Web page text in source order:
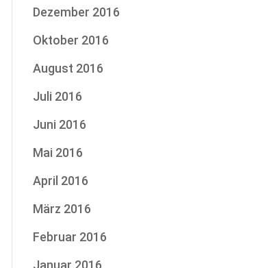
Dezember 2016
Oktober 2016
August 2016
Juli 2016
Juni 2016
Mai 2016
April 2016
März 2016
Februar 2016
Januar 2016